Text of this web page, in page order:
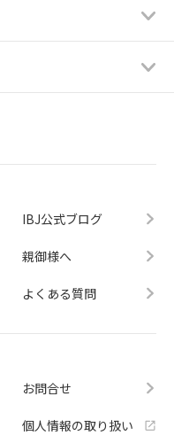
IBJ公式ブログ
親御様へ
よくある質問
お問合せ
個人情報の取り扱い